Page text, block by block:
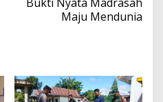
Maju Mendunia